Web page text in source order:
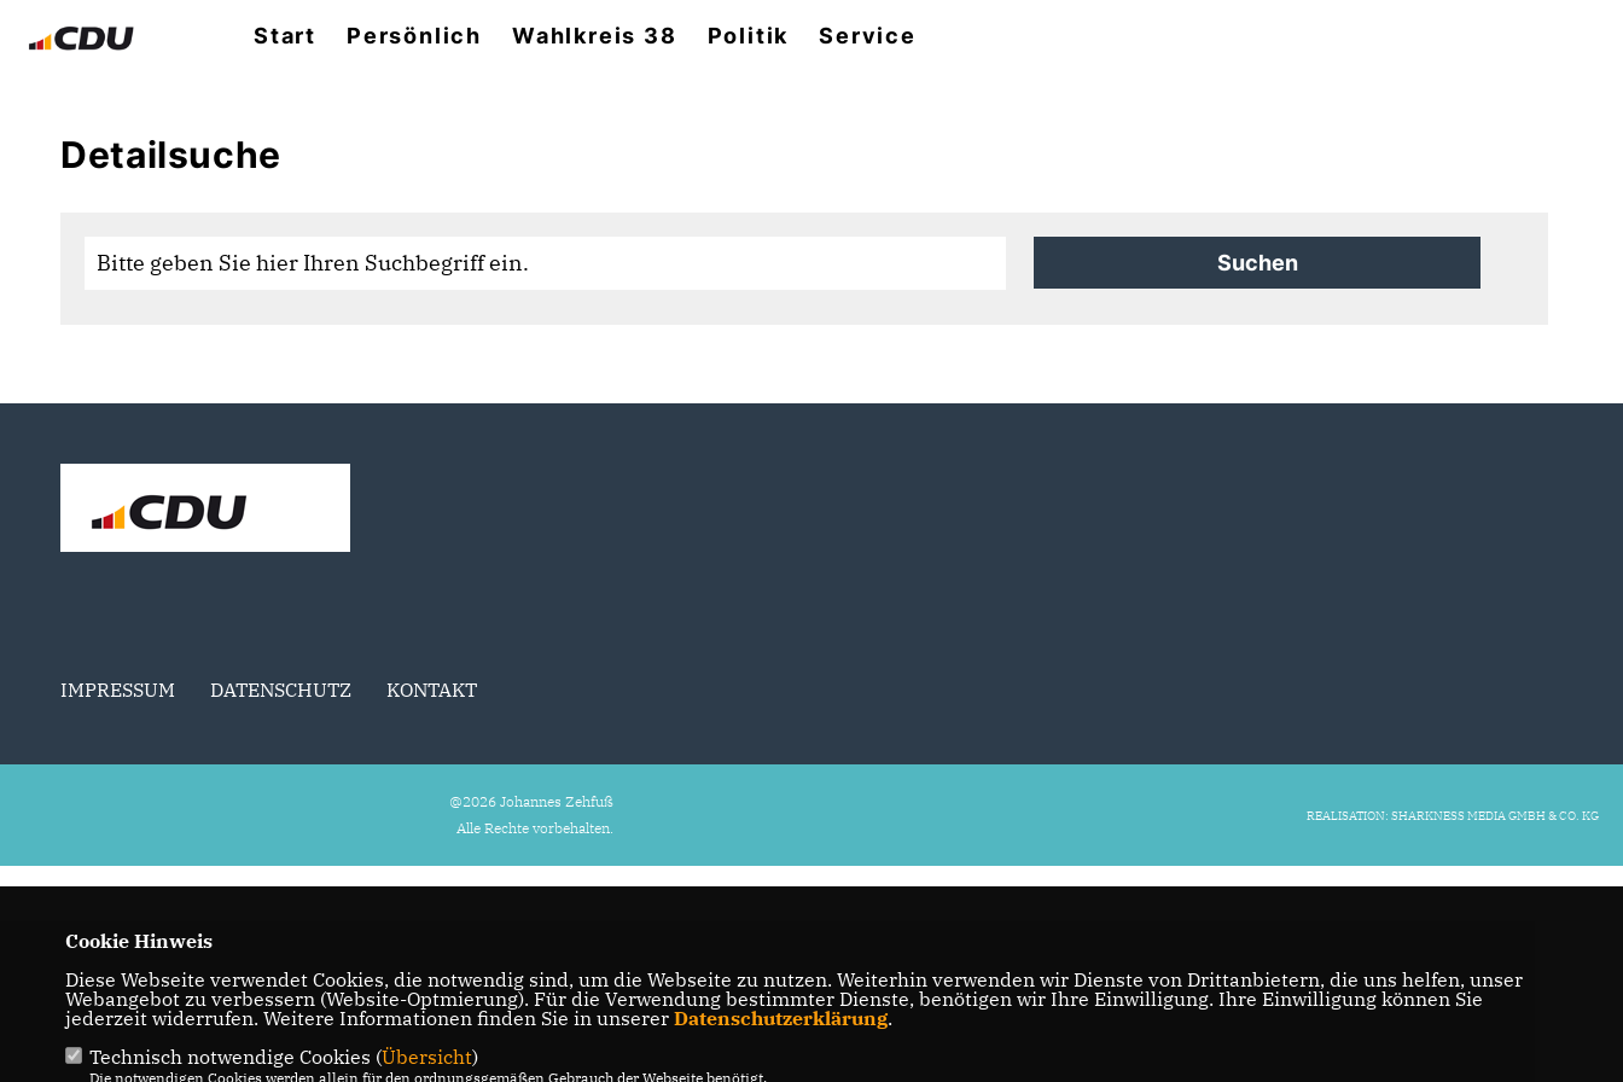
Start Persönlich Wahlkreis 38 Politik Service
Detailsuche
IMPRESSUM DATENSCHUTZ KONTAKT
@2026 Johannes Zehfuß
Alle Rechte vorbehalten.
REALISATION: SHARKNESS MEDIA GMBH & CO. KG
Cookie Hinweis
Diese Webseite verwendet Cookies, die notwendig sind, um die Webseite zu nutzen. Weiterhin verwenden wir Dienste von Drittanbietern, die uns helfen, unser
Webangebot zu verbessern (Website-Optmierung). Für die Verwendung bestimmter Dienste, benötigen wir Ihre Einwilligung. Ihre Einwilligung können Sie
jederzeit widerrufen. Weitere Informationen finden Sie in unserer Datenschutzerklärung.
Technisch notwendige Cookies (Übersicht)
Die notwendigen Cookies werden allein für den ordnungsgemäßen Gebrauch der Webseite benötigt.